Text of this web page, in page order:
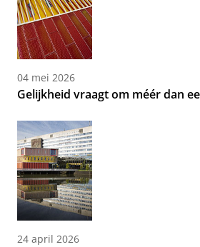
04 mei 2026
Gelijkheid vraagt om méér dan
24 april 2026